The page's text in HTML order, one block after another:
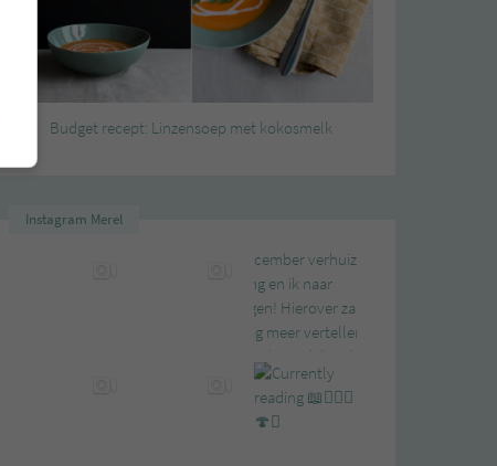
Budget recept: Linzensoep met kokosmelk
Instagram Merel